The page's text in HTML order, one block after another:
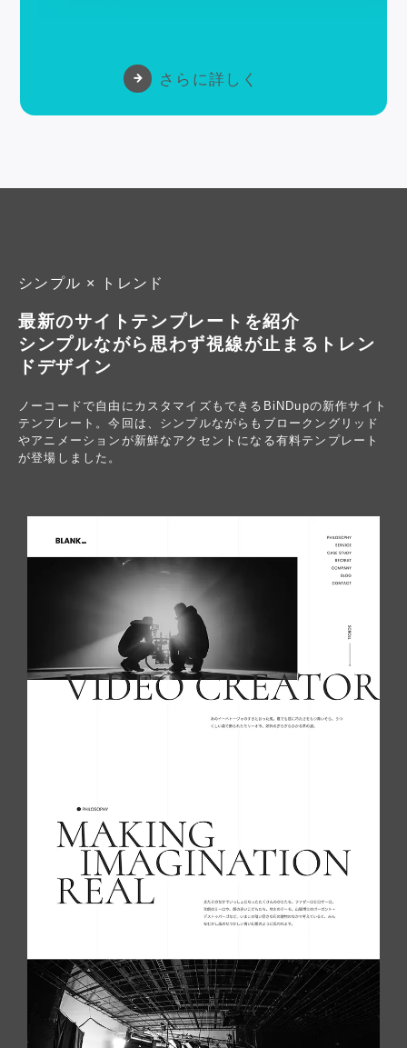
さらに詳しく
シンプル × トレンド
最新のサイトテンプレートを紹介
シンプルながら思わず視線が止まるトレン
ドデザイン
ノーコードで自由にカスタマイズもできるBiNDupの新作サイト
テンプレート。今回は、シンプルながらもブロークングリッド
やアニメーションが新鮮なアクセントになる有料テンプレート
が登場しました。